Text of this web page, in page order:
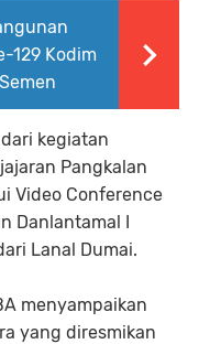
129 Kodim
kegiatan
Pangkalan
Video Conference
Danlantamal I
Lanal Dumai.
menyampaikan
yang diresmikan